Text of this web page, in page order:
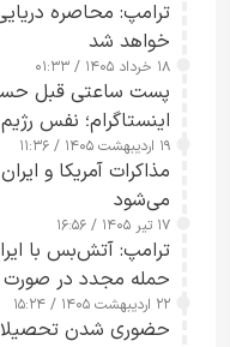
ترامپ: محاصره
خواهد شد
۱۸ خرداد ۱۴۰۵ / ۰۱:۳۳
پست ساعتی قبل
اینستاگرام؛ نفس
۱۹ اردیبهشت ۱۴۰۵ / ۱۱:۳۶
مذاکرات آمریکا و
می‌شود
۱۷ تیر ۱۴۰۵ / ۱۶:۵۶
ترامپ: آتش‌بس با
حمله مجدد در صورت
۲۲ اردیبهشت ۱۴۰۵ / ۱۵:۲۴
حضوری شدن